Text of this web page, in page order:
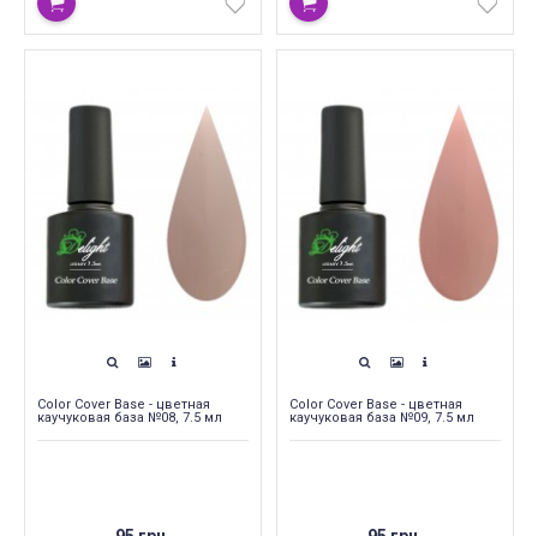
Color Cover Base - цветная
каучуковая база №08, 7.5 мл
Color Cover Base - цветная
каучуковая база №09, 7.5 мл